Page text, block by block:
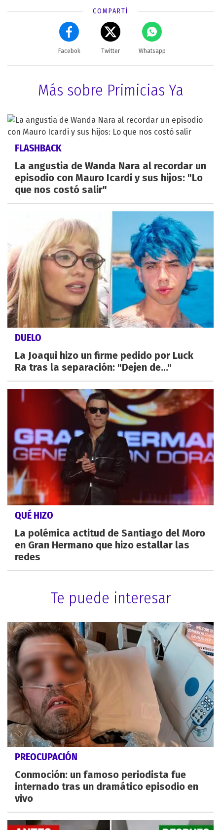
COMPARTÍ
Facebok Twitter Whatsapp
Más sobre Primicias Ya
FLASHBACK
La angustia de Wanda Nara al recordar un
episodio con Mauro Icardi y sus hijos: "Lo
que nos costó salir"
DUELO
La Joaqui hizo un firme pedido por Luck
Ra tras la separación: "Dejen de..."
QUÉ HIZO
La polémica actitud de Santiago del Moro
en Gran Hermano que hizo estallar las
redes
Te puede interesar
PREOCUPACIÓN
Conmoción: un famoso periodista fue
internado tras un dramático episodio en
vivo